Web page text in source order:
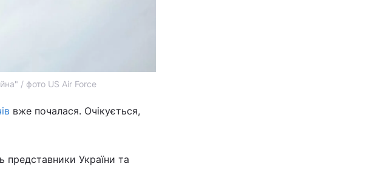
/ фото US Air Force
вже почалася. Очікується,
представники України та